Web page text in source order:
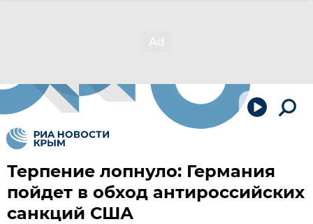
Терпение лопнуло: Германия
пойдет в обход антироссийских
санкций США